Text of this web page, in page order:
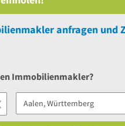
anfragen und
Immobilienmakler?